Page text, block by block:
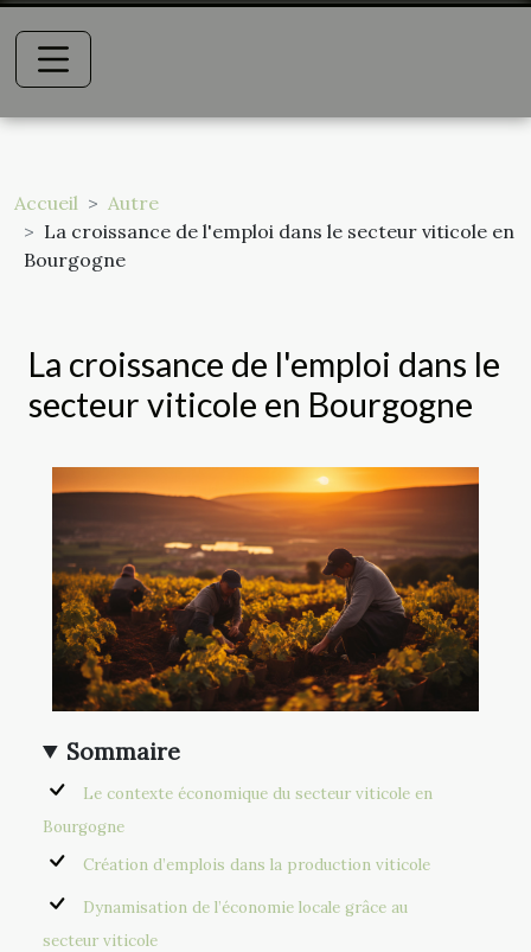
Accueil
Autre
La croissance de l'emploi dans le secteur viticole en
Bourgogne
La croissance de l'emploi dans le
secteur viticole en Bourgogne
Sommaire
Le contexte économique du secteur viticole en
Bourgogne
Création d’emplois dans la production viticole
Dynamisation de l’économie locale grâce au
secteur viticole